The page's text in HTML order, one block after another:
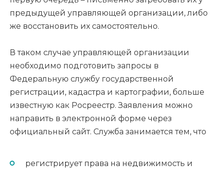
предыдущей управляющей организации, либо
же восстановить их самостоятельно.
В таком случае управляющей организации
необходимо подготовить запросы в
Федеральную службу государственной
регистрации, кадастра и картографии, больше
известную как Росреестр. Заявления можно
направить в электронной форме через
официальный сайт. Служба занимается тем, что
регистрирует права на недвижимость и